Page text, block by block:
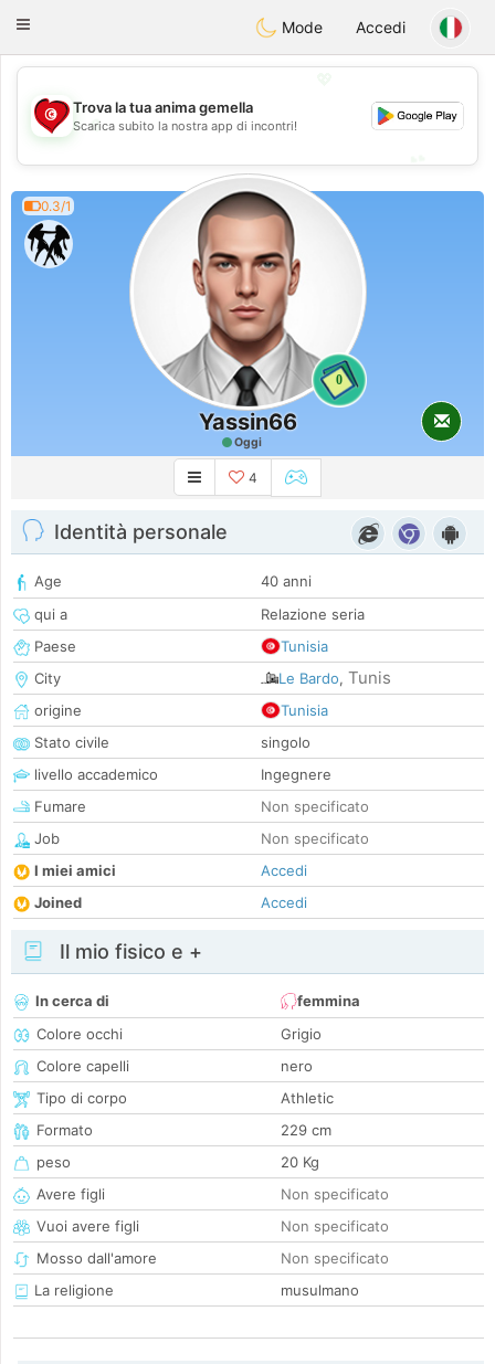
Tunisia Dating
Toggle
Mode Accedi
💖
💕
Trova la tua anima gemella
Scarica subito la nostra app di incontri!
0.3/1
0
Yassin66
Oggi
4
Identità personale
Age
40 anni
qui a
Relazione seria
Paese
Tunisia
City
Le Bardo, Tunis
origine
Tunisia
Stato civile
singolo
livello accademico
Ingegnere
Fumare
Non specificato
Job
Non specificato
I miei amici
Accedi
Joined
Accedi
Il mio fisico e +
In cerca di
femmina
Colore occhi
Grigio
Colore capelli
nero
Tipo di corpo
Athletic
Formato
229 cm
peso
20 Kg
Avere figli
Non specificato
Vuoi avere figli
Non specificato
Mosso dall'amore
Non specificato
La religione
musulmano